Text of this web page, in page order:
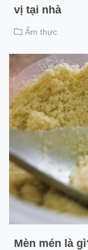
vị tại nhà
Ẩm thực
Mèn mén là